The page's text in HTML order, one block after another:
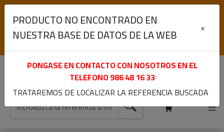
Lunes a Viernes de 9:00 a 13:30 y 15:30 a 19:00
Iniciar sesión
Registrarme
PRODUCTO NO ENCONTRADO EN
NUESTRA BASE DE DATOS DE LA WEB
×
PONGASE EN CONTACTO CON NOSOTROS EN EL
TELEFONO986 48 16 33
TRATAREMOS DE LOCALIZAR LA REFERENCIA BUSCADA